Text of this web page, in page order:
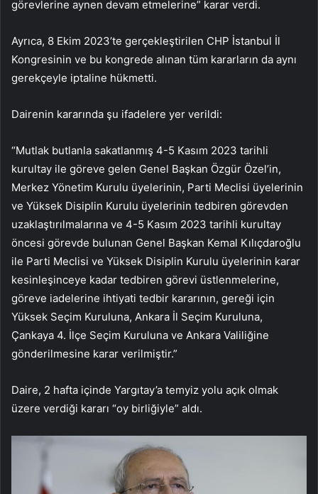
görevlerine aynen devam etmelerine” karar verdi.
Ayrıca, 8 Ekim 2023’te gerçekleştirilen CHP İstanbul İl
Kongresinin ve bu kongrede alınan tüm kararların da aynı
gerekçeyle iptaline hükmetti.
Dairenin kararında şu ifadelere yer verildi:
“Mutlak butlanla sakatlanmış 4-5 Kasım 2023 tarihli
kurultay ile göreve gelen Genel Başkan Özgür Özel’in,
Merkez Yönetim Kurulu üyelerinin, Parti Meclisi üyelerinin
ve Yüksek Disiplin Kurulu üyelerinin tedbiren görevden
uzaklaştırılmalarına ve 4-5 Kasım 2023 tarihli kurultay
öncesi görevde bulunan Genel Başkan Kemal Kılıçdaroğlu
ile Parti Meclisi ve Yüksek Disiplin Kurulu üyelerinin karar
kesinleşinceye kadar tedbiren görevi üstlenmelerine,
göreve iadelerine ihtiyati tedbir kararının, gereği için
Yüksek Seçim Kuruluna, Ankara İl Seçim Kuruluna,
Çankaya 4. İlçe Seçim Kuruluna ve Ankara Valiliğine
gönderilmesine karar verilmiştir.”
Daire, 2 hafta içinde Yargıtay’a temyiz yolu açık olmak
üzere verdiği kararı “oy birliğiyle” aldı.